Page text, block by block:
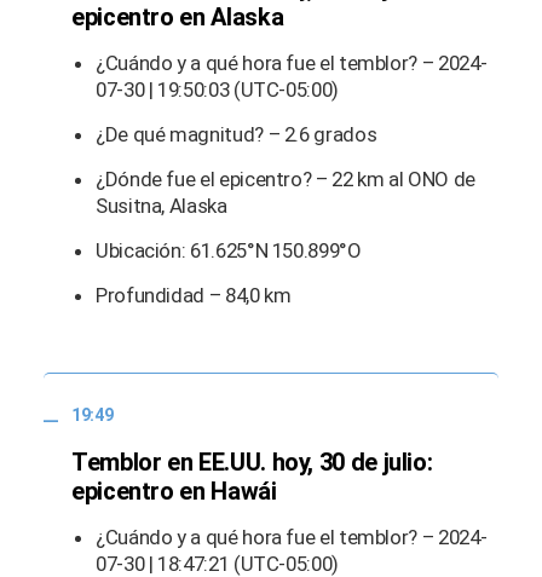
epicentro en Alaska
¿Cuándo y a qué hora fue el temblor? – 2024-
07-30 | 19:50:03 (UTC-05:00)
¿De qué magnitud? – 2.6 grados
¿Dónde fue el epicentro? – 22 km al ONO de
Susitna, Alaska
Ubicación: 61.625°N 150.899°O
Profundidad – 84,0 km
19:49
Temblor en EE.UU. hoy, 30 de julio:
epicentro en Hawái
¿Cuándo y a qué hora fue el temblor? – 2024-
07-30 | 18:47:21 (UTC-05:00)